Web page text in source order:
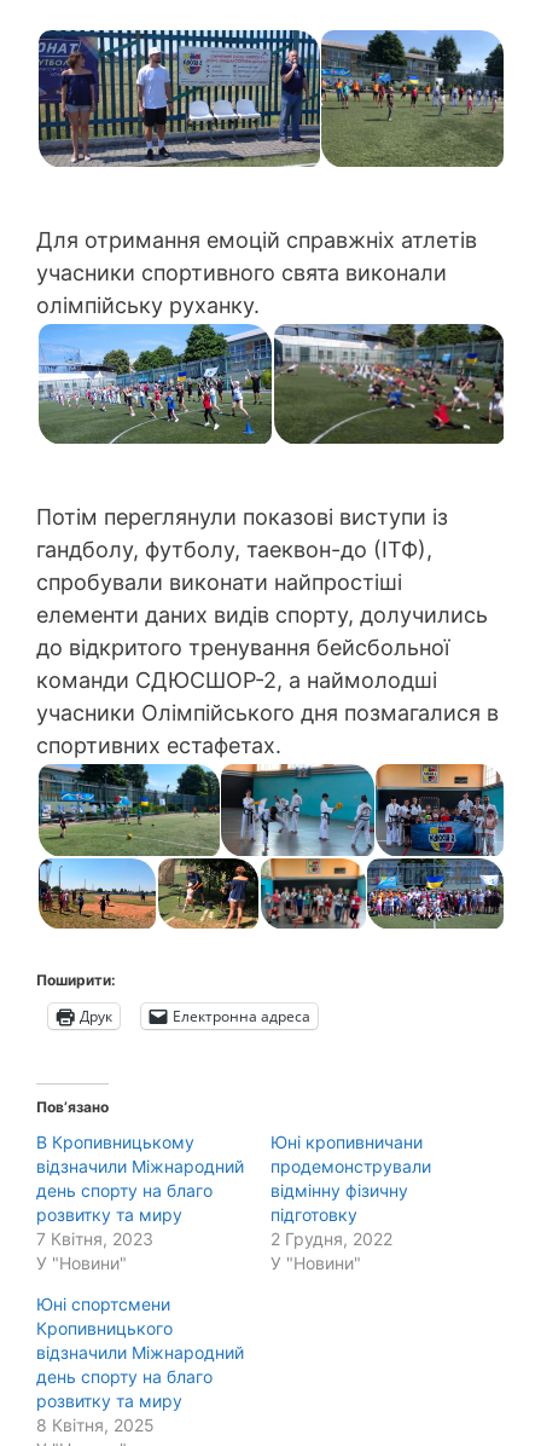
Для отримання емоцій справжніх атлетів
учасники спортивного свята виконали
олімпійську руханку.
Потім переглянули показові виступи із
гандболу, футболу, таеквон-до (ІТФ),
спробували виконати найпростіші
елементи даних видів спорту, долучились
до відкритого тренування бейсбольної
команди СДЮСШОР-2, а наймолодші
учасники Олімпійського дня позмагалися в
спортивних естафетах.
Поширити:
Друк Електронна адреса
Пов’язано
В Кропивницькому
відзначили Міжнародний
день спорту на благо
розвитку та миру
7 Квітня, 2023
У "Новини"
Юні кропивничани
продемонстрували
відмінну фізичну
підготовку
2 Грудня, 2022
У "Новини"
Юні спортсмени
Кропивницького
відзначили Міжнародний
день спорту на благо
розвитку та миру
8 Квітня, 2025